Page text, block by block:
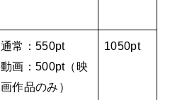
通常：550pt
動画：500pt（映
画作品のみ）
1050pt